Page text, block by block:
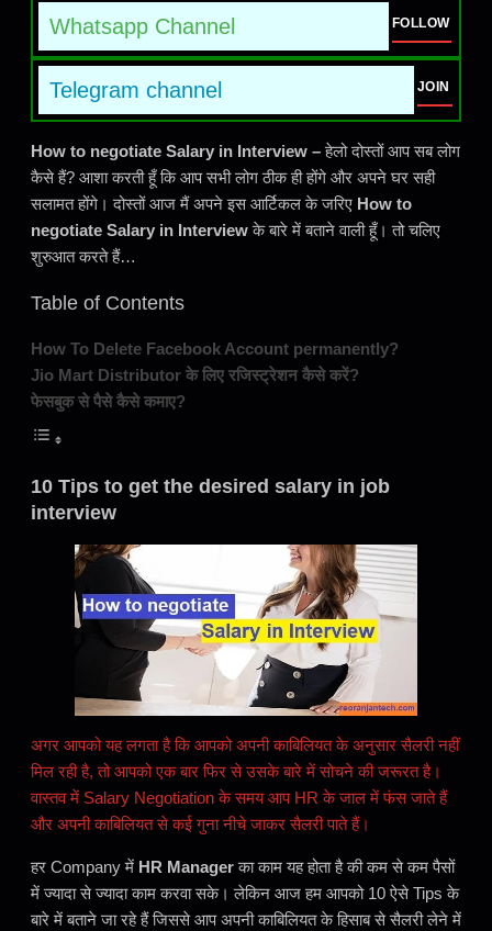
Whatsapp Channel FOLLOW
Telegram channel JOIN
How to negotiate Salary in Interview –हेलो दोस्तों आप सब लोग
कैसे हैं? आशा करती हूँ कि आप सभी लोग ठीक ही होंगे और अपने घर सही
सलामत होंगे। दोस्तों आज मैं अपने इस आर्टिकल के जरिए How to
negotiate Salary in Interviewके बारे में बताने वाली हूँ। तो चलिए
शुरुआत करते हैं…
Table of Contents
How To Delete Facebook Account permanently?
Jio Mart Distributor के लिए रजिस्ट्रेशन कैसे करें?
फेसबुक से पैसे कैसे कमाए?
10 Tips to get the desired salary in job
interview
अगर आपको यह लगता है कि आपको अपनी काबिलियत के अनुसार सैलरी नहीं
मिल रही है, तो आपको एक बार फिर से उसके बारे में सोचने की जरूरत है।
वास्तव में Salary Negotiation के समय आप HR के जाल में फंस जाते हैं
और अपनी काबिलियत से कई गुना नीचे जाकर सैलरी पाते हैं।
हर Company में HR Managerका काम यह होता है की कम से कम पैसों
में ज्यादा से ज्यादा काम करवा सके। लेकिन आज हम आपको 10 ऐसे Tips के
बारे में बताने जा रहे हैं जिससे आप अपनी काबिलियत के हिसाब से सैलरी लेने में